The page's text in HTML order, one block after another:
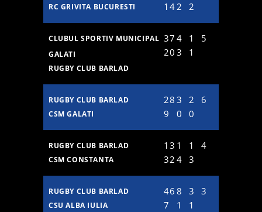
RC GRIVITA BUCURESTI
142
2
CLUBUL SPORTIV MUNICIPAL
GALATI
RUGBY CLUB BARLAD
37
20
4
3
1
1
5
RUGBY CLUB BARLAD
CSM GALATI
28
9
3
0
2
0
6
RUGBY CLUB BARLAD
CSM CONSTANTA
13
32
1
4
1
3
4
RUGBY CLUB BARLAD
CSU ALBA IULIA
46
7
8
1
3
1
3